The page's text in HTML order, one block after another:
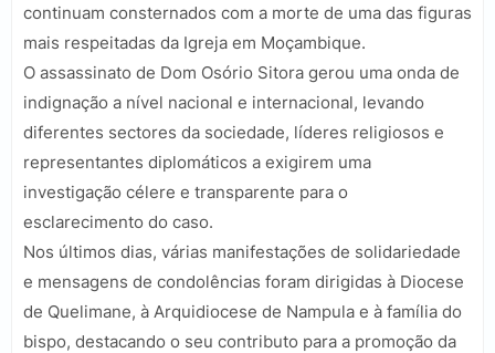
continuam consternados com a morte de uma das figuras
mais respeitadas da Igreja em Moçambique.
O assassinato de Dom Osório Sitora gerou uma onda de
indignação a nível nacional e internacional, levando
diferentes sectores da sociedade, líderes religiosos e
representantes diplomáticos a exigirem uma
investigação célere e transparente para o
esclarecimento do caso.
Nos últimos dias, várias manifestações de solidariedade
e mensagens de condolências foram dirigidas à Diocese
de Quelimane, à Arquidiocese de Nampula e à família do
bispo, destacando o seu contributo para a promoção da